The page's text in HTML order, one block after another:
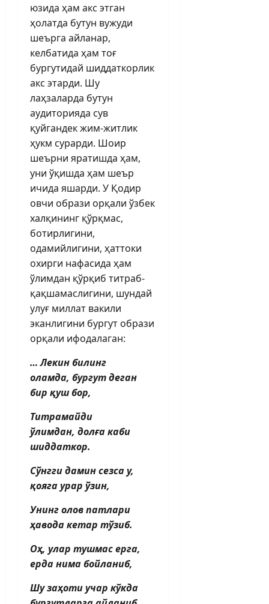
юзида ҳам акс этган
ҳолатда бутун вужуди
шеър­га айланар,
келбатида ҳам тоғ
бургутидай шиддаткорлик
акс этарди. Шу
лаҳзаларда бутун
аудиторияда сув
қуйгандек жим-житлик
ҳукм сурарди. Шоир
шеърни яратишда ҳам,
уни ўқишда ҳам шеър
ичида яшарди. У Қодир
овчи образи орқали ўзбек
халқининг қўрқмас,
ботирлигини,
одамийлигини, ҳаттоки
охирги нафасида ҳам
ўлимдан қўрқиб титраб-
қақшамаслигини, шундай
улуғ миллат вакили
эканлигини бургут образи
орқали ифодалаган:
… Лекин билинг
оламда, бургут деган
бир қуш бор,
Титрамайди
ўлимдан, долға каби
шиддаткор.
Сўнгги дамин сезса у,
қояга урар ўзин,
Унинг олов патлари
ҳавода кетар тўзиб.
Оҳ, улар тушмас ерга,
ерда нима бойланиб,
Шу заҳоти учар кўкда